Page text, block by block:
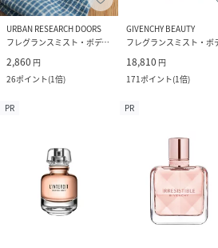
URBAN RESEARCH DOORS
フレグランスミスト・ボディミスト
2,860 円
26ポイント(1倍)
GIVENCHY BEAUTY
18,810 円
171ポイント(1倍)
PR PR